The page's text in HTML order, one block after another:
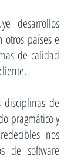
desarrollos
otros países e
de calidad
disciplinas de
pragmático y
nos
de software